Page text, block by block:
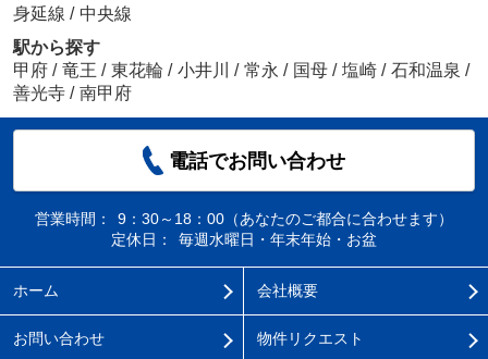
身延線 / 中央線
駅から探す
甲府 / 竜王 / 東花輪 / 小井川 / 常永 / 国母 / 塩崎 / 石和温泉 /
善光寺 / 南甲府
電話でお問い合わせ
営業時間：
9：30～18：00（あなたのご都合に合わせます）
定休日：
毎週水曜日・年末年始・お盆
ホーム 会社概要
お問い合わせ 物件リクエスト